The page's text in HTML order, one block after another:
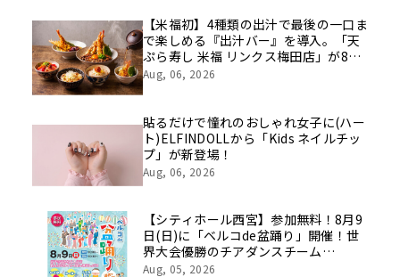
【米福初】4種類の出汁で最後の一口ま
で楽しめる『出汁バー』を導入。「天
ぷら寿し 米福 リンクス梅田店」が8月
10日グランドオープン
Aug, 06, 2026
貼るだけで憧れのおしゃれ女子に(ハー
ト)ELFINDOLLから「Kids ネイルチッ
プ」が新登場！
Aug, 06, 2026
【シティホール西宮】参加無料！8月9
日(日)に「ベルコde盆踊り」開催！世
界大会優勝のチアダンスチーム
「DTD」がやってくる！
Aug, 05, 2026